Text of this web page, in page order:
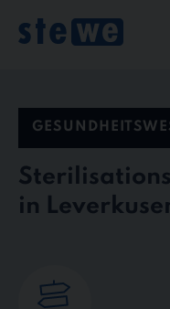
content
in